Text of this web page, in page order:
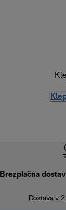
Brezplačna
Dostava v